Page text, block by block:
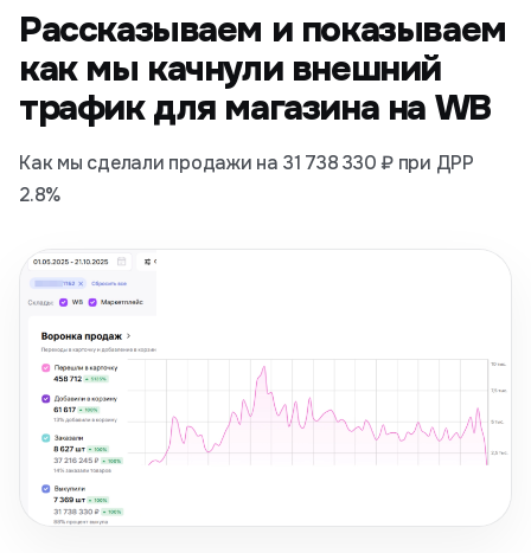
Рассказываем и показываем
как мы качнули внешний
трафик для магазина на WB
Как мы сделали продажи на 31 738 330 ₽ при ДРР
2.8%